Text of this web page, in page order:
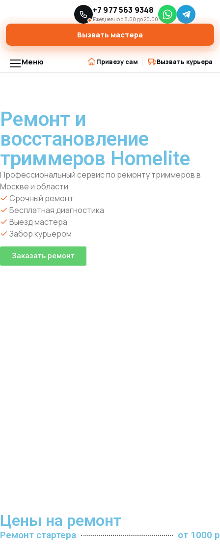
Ремонт триммеров ›
Ремонт и восстановление триммеров Homelite
+7 977 563 9348
Ежедневно с 8:00 до 20:00
Вызвать мастера
Меню Привезу сам Вызвать курьера
Ремонт и
восстановление
триммеров Homelite
Профессиональный сервис по ремонту триммеров в
Москве и области
Срочный ремонт
Бесплатная диагностика
Выезд мастера
Забор курьером
Заказать ремонт
Цены на ремонт
Ремонт стартера от 1000 р